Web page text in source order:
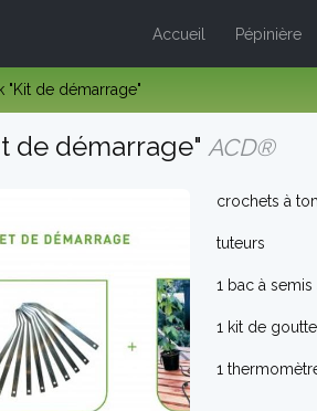
Accueil Pépinière
"Kit de démarrage"
de démarrage" ACD®
crochets à
tuteurs
1 bac à
1 kit de
1